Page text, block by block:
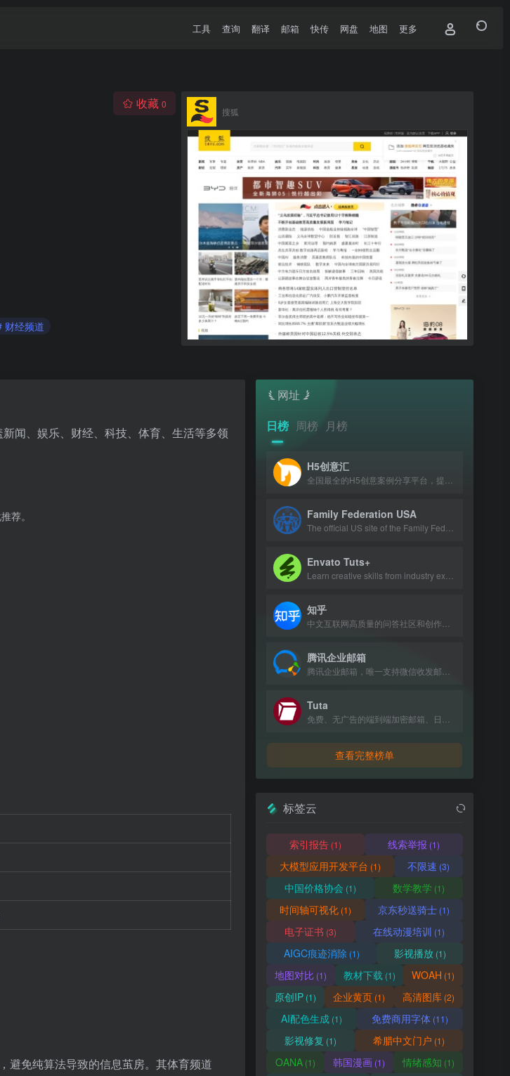
工具 查询 翻译 邮箱 快传 网盘 地图 更多
收藏 0
财经频道
搜狐
新闻、娱乐、财经、科技、体育、生活等多领
荐。
避免纯算法导致的信息茧房。其体育频道
网址
日榜 周榜 月榜
H5创意汇
Family Federation USA
Envato Tuts+
知乎
腾讯企业邮箱
Tuta
查看完整榜单
标签云
索引报告 (1) 线索举报 (1)
大模型应用开发平台 (1) 不限速 (3)
中国价格协会 (1) 数学教学 (1)
时间轴可视化 (1) 京东秒送骑士 (1)
电子证书 (3) 在线动漫培训 (1)
AIGC痕迹消除 (1) 影视播放(1)
地图对比 (1) 教材下载 (1) WOAH (1)
原创IP (1) 企业黄页 (1) 高清图库(2)
AI配色生成 (1) 免费商用字体 (11)
影视修复 (1) 希腊中文门户 (1)
OANA(1) 韩国漫画(1) 情绪感知 (1)